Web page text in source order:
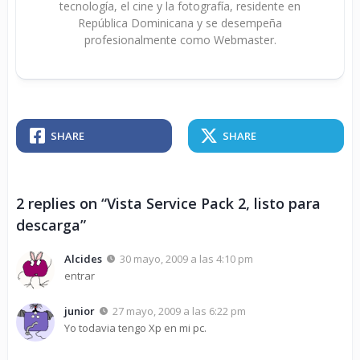
tecnología, el cine y la fotografía, residente en
República Dominicana y se desempeña
profesionalmente como Webmaster.
SHARE SHARE
2 replies on “Vista Service Pack 2, listo para
descarga”
Alcides
30 mayo, 2009 a las 4:10 pm
entrar
junior
27 mayo, 2009 a las 6:22 pm
Yo todavia tengo Xp en mi pc.